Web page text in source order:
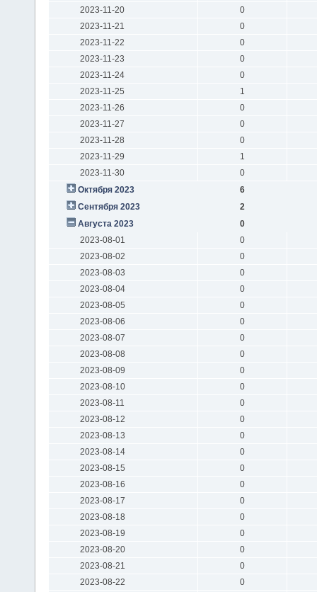
2023-11-20
0
2023-11-21
0
2023-11-22
0
2023-11-23
0
2023-11-24
0
2023-11-25
1
2023-11-26
0
2023-11-27
0
2023-11-28
0
2023-11-29
1
2023-11-30
0
Октября 2023
6
Сентября 2023
2
Августа 2023
0
2023-08-01
0
2023-08-02
0
2023-08-03
0
2023-08-04
0
2023-08-05
0
2023-08-06
0
2023-08-07
0
2023-08-08
0
2023-08-09
0
2023-08-10
0
2023-08-11
0
2023-08-12
0
2023-08-13
0
2023-08-14
0
2023-08-15
0
2023-08-16
0
2023-08-17
0
2023-08-18
0
2023-08-19
0
2023-08-20
0
2023-08-21
0
2023-08-22
0